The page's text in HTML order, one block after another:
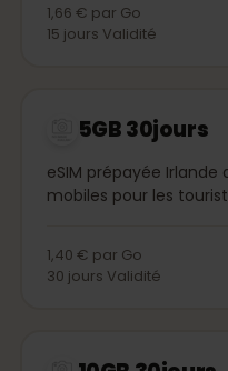
1,66 € par Go
15 jours Validité
5GB 30jours
eSIM prépayée Irlande
mobiles pour les
1,40 € par Go
30 jours Validité